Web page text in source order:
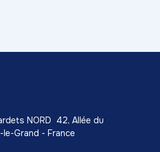
NORD 42, Allée du
Grand - France